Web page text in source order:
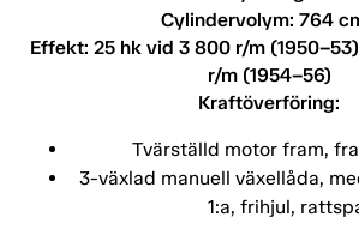
Cylindervolym: 764
Effekt: 25 hk vid 3 800 r/m
r/m (1954–56)
Kraftöverföring:
Tvärställd motor fram,
3-växlad manuell växellåda,
1:a, frihjul,